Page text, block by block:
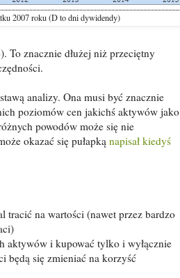
2007 roku (D to dni dywidendy)
To znacznie dłużej niż przeciętny
analizy. Ona musi być znacznie
poziomów cen jakichś aktywów jako
powodów może się nie
okazać się pułapką napisał kiedyś
tracić na wartości (nawet przez bardzo
aktywów i kupować tylko i wyłącznie
będą się zmieniać na korzyść